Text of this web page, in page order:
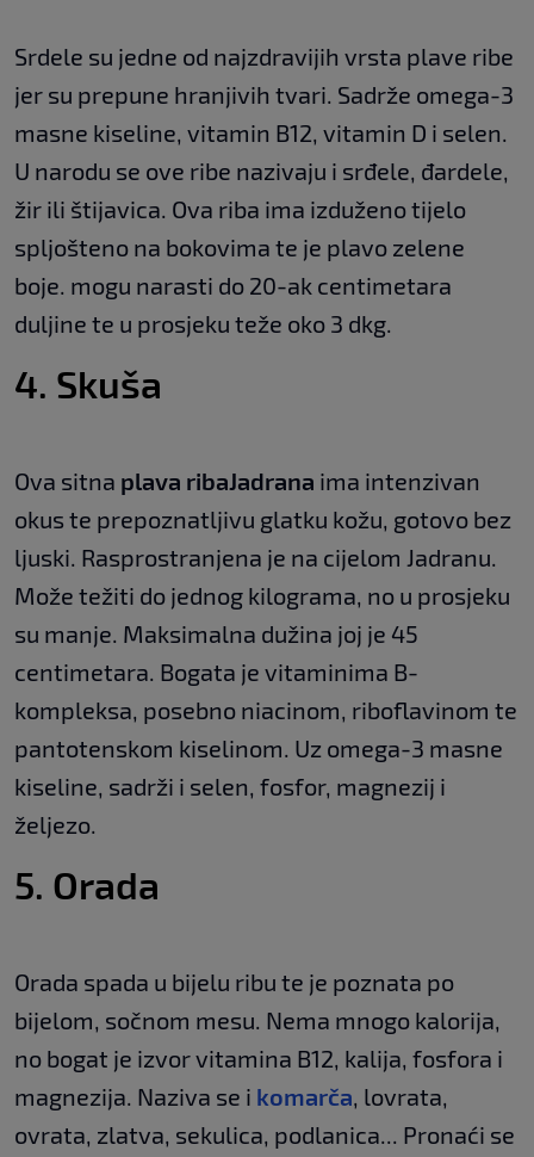
Srdele su jedne od najzdravijih vrsta plave ribe
jer su prepune hranjivih tvari. Sadrže omega-3
masne kiseline, vitamin B12, vitamin D i selen.
U narodu se ove ribe nazivaju i srđele, đardele,
žir ili štijavica. Ova riba ima izduženo tijelo
spljošteno na bokovima te je plavo zelene
boje. mogu narasti do 20-ak centimetara
duljine te u prosjeku teže oko 3 dkg.
4. Skuša
Ova sitna plava ribaJadrana ima intenzivan
okus te prepoznatljivu glatku kožu, gotovo bez
ljuski. Rasprostranjena je na cijelom Jadranu.
Može težiti do jednog kilograma, no u prosjeku
su manje. Maksimalna dužina joj je 45
centimetara. Bogata je vitaminima B-
kompleksa, posebno niacinom, riboflavinom te
pantotenskom kiselinom. Uz omega-3 masne
kiseline, sadrži i selen, fosfor, magnezij i
željezo.
5. Orada
Orada spada u bijelu ribu te je poznata po
bijelom, sočnom mesu. Nema mnogo kalorija,
no bogat je izvor vitamina B12, kalija, fosfora i
magnezija. Naziva se i komarča, lovrata,
ovrata, zlatva, sekulica, podlanica... Pronaći se